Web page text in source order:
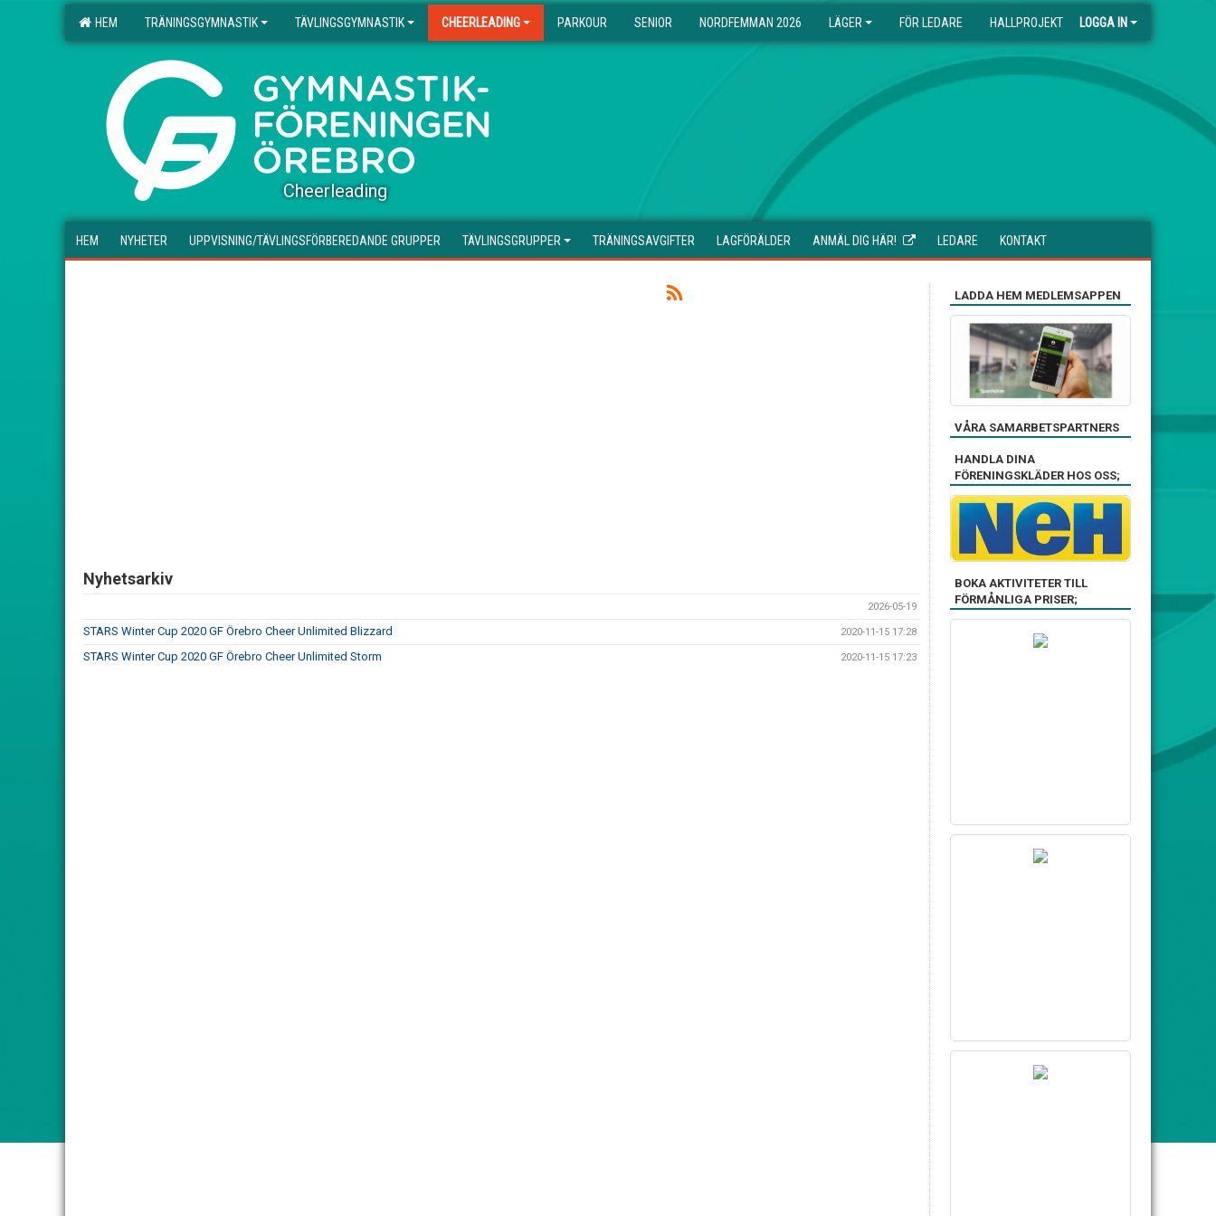
HEM TRÄNINGSGYMNASTIK TÄVLINGSGYMNASTIK CHEERLEADING PARKOUR SENIOR NORDFEMMAN 2026 LÄGER FÖR LEDARE HALLPROJEKT LOGGA IN
.
Cheerleading
HEM NYHETER UPPVISNING/TÄVLINGSFÖRBEREDANDE GRUPPER TÄVLINGSGRUPPER TRÄNINGSAVGIFTER LAGFÖRÄLDER ANMÄL DIG HÄR! LEDARE KONTAKT
Nyhetsarkiv
2026-05-19
STARS Winter Cup 2020 GF Örebro Cheer Unlimited Blizzard 2020-11-15 17:28
STARS Winter Cup 2020 GF Örebro Cheer Unlimited Storm 2020-11-15 17:23
LADDA HEM MEDLEMSAPPEN
VÅRA SAMARBETSPARTNERS
HANDLA DINA
FÖRENINGSKLÄDER HOS OSS;
BOKA AKTIVITETER TILL
FÖRMÅNLIGA PRISER;